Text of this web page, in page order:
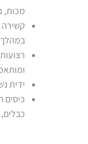
מכות,
קשירה
ידית
כיסים